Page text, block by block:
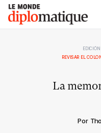
Skip
content
Le monde diplomatique
REVISAR EL
La
Por